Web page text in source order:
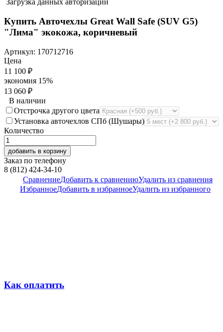
Загрузка данных авторизации
Купить Авточехлы Great Wall Safe (SUV G5)
"Лима" экокожа, коричневый
Артикул: 170712716
Цена
11 100 ₽
экономия 15%
13 060 ₽
В наличии
Отстрочка другого цвета
Установка авточехлов СПб (Шушары)
Количество
добавить в корзину
Заказ по телефону
8 (812) 424-34-10
СравнениеДобавить к сравнениюУдалить из сравнения
ИзбранноеДобавить в избранноеУдалить из избранного
Как оплатить